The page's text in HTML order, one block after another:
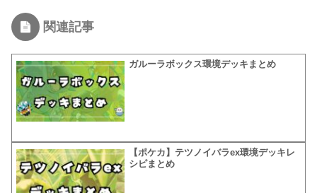
関連記事
ガルーラボックス環境デッキまとめ
【ポケカ】テツノイバラex環境デッキレ
シピまとめ